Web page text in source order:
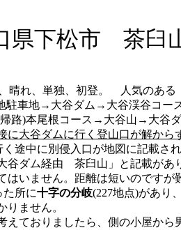
れ、単独、初登。 人気のある
駐車地→大谷ダム→大谷渓谷コ
ース→大谷山→大谷ダ
に大谷ダムに行く登山口が解から
途中に別侵入口が地図に記載さ
谷ダム経由 茶臼山」と記載があ
はいません。距離は短いのですが
所に十字の分岐(227地点)があり
りません。
えておりましたら、側の小屋か
県下松市 茶臼